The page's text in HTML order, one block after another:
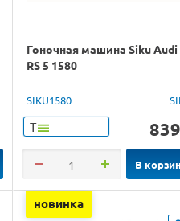
Гоночная машина Siku Audi
RS 5 1580
SIKU1580
Т 839
В
новинка